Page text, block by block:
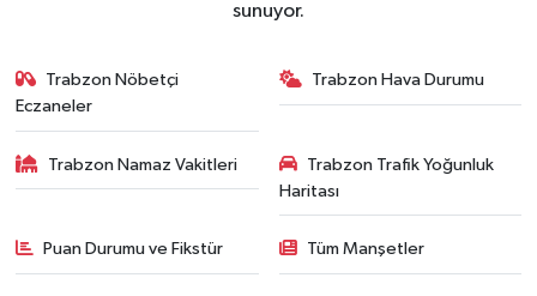
sunuyor.
Trabzon Nöbetçi
Eczaneler
Trabzon Hava Durumu
Trabzon Namaz Vakitleri
Trabzon Trafik Yoğunluk
Haritası
Puan Durumu ve Fikstür Tüm Manşetler